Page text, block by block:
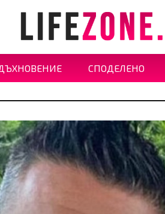
СПОДЕЛЕНО